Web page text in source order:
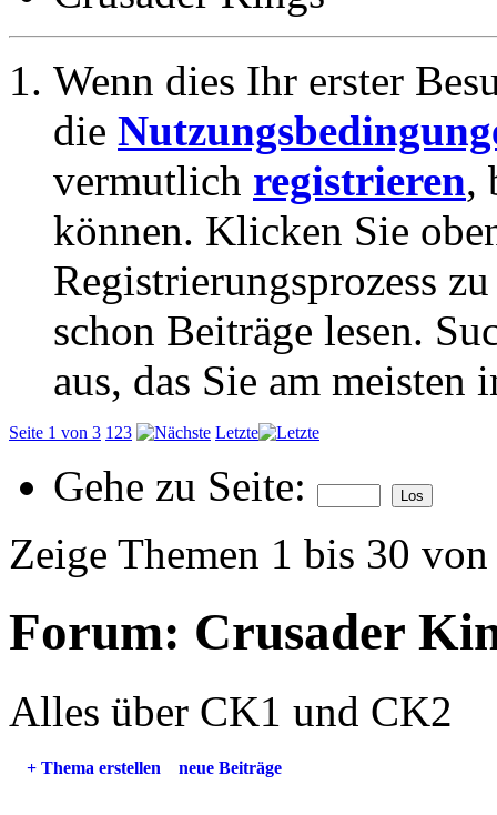
Wenn dies Ihr erster
die
vermutlich registrieren,
können. Klicken Sie
Registrierungsprozess
schon Beiträge lesen.
aus, das Sie am meisten
Seite 1 von 3 1 23 Letzte
Gehe zu Seite:
Zeige Themen 1 bis 30
Forum: Crusader
Alles über CK1 und CK2
+ Thema erstellen neue Beiträge